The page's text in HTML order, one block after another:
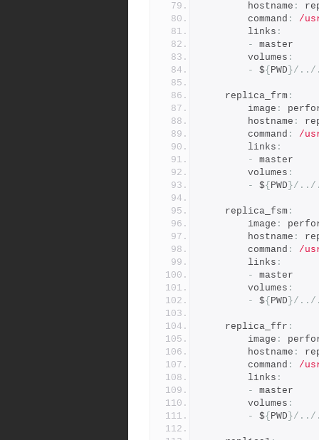
        hostname
:
        command
:
/
        links
:
-
master
        volumes
:
-
${ PWD }/
    replica_frm
:
        image
:
        hostname
:
        command
:
/
        links
:
-
master
        volumes
:
-
${ PWD }/
    replica_fsm
:
        image
:
        hostname
:
        command
:
/
        links
:
-
master
        volumes
:
-
${ PWD }/
    replica_ffr
:
        image
:
        hostname
:
        command
:
/
        links
:
-
master
        volumes
:
-
${ PWD }/